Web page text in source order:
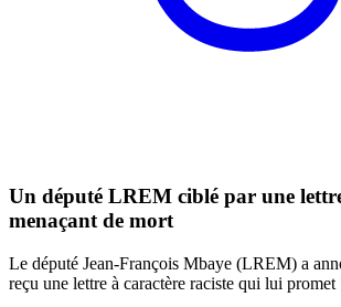
Un député LREM ciblé par une
menaçant de mort
Le député Jean-François Mbaye (LREM) a
reçu une lettre à caractère raciste qui lui